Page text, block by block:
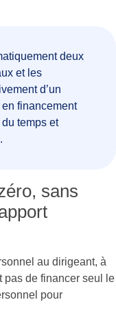
deux
et les
d’un
financement
temps et
sans
au dirigeant, à
pas de financer seul le
pour